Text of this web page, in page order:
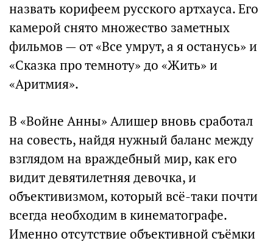
назвать корифеем русского артхауса. Его
камерой снято множество заметных
фильмов — от «Все умрут, а я останусь» и
«Сказка про темноту» до «Жить» и
«Аритмия».
В «Войне Анны» Алишер вновь сработал
на совесть, найдя нужный баланс между
взглядом на враждебный мир, как его
видит девятилетняя девочка, и
объективизмом, который всё-таки почти
всегда необходим в кинематографе.
Именно отсутствие объективной съёмки